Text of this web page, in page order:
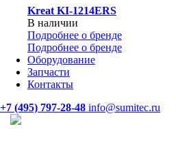
Kreat KI-1214ERS
В наличии
Подробнее о бренде
Подробнее о бренде
Оборудование
Запчасти
Контакты
+7 (495) 797-28-48 info@sumitec.ru